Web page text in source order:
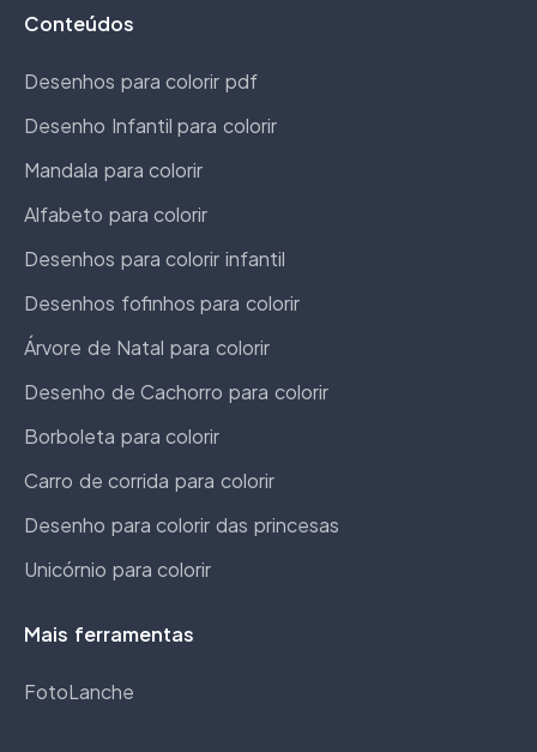
Conteúdos
Desenhos para colorir pdf
Desenho Infantil para colorir
Mandala para colorir
Alfabeto para colorir
Desenhos para colorir infantil
Desenhos fofinhos para colorir
Árvore de Natal para colorir
Desenho de Cachorro para colorir
Borboleta para colorir
Carro de corrida para colorir
Desenho para colorir das princesas
Unicórnio para colorir
Mais ferramentas
FotoLanche